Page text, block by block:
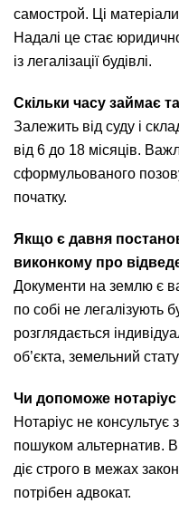
самострой. Ці
Надалі це стає
із легалізації будівлі.
Скільки часу займає
Залежить від суду і
від 6 до 18 місяців.
сформульованого
початку.
Якщо є давня
виконкому про
Документи на землю є
по собі не легалізують
розглядається
об’єкта, земельний
Чи допоможе нотаріус
Нотаріус не консультує
пошуком альтернатив.
діє строго в межах
потрібен адвокат.